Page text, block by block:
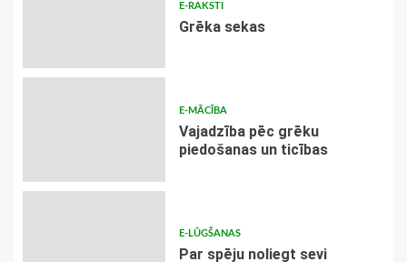
E-RAKSTI
Grēka sekas
E-MĀCĪBA
Vajadzība pēc grēku
piedošanas un ticības
E-LŪGŠANAS
Par spēju noliegt sevi